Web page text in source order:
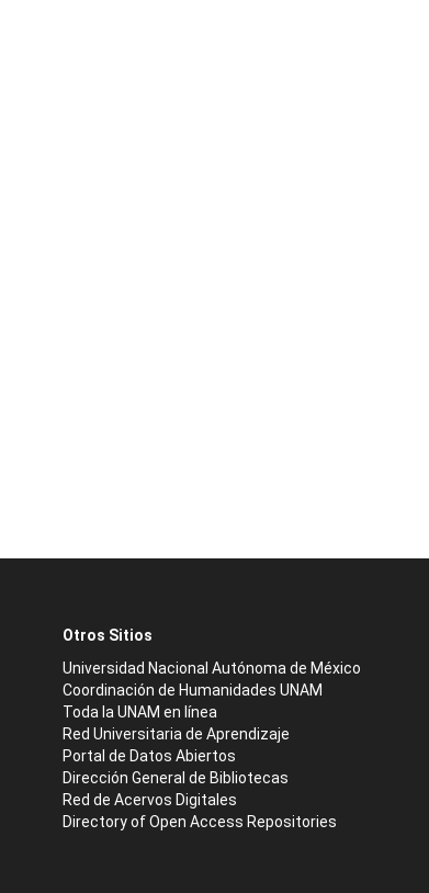
Otros Sitios
Universidad Nacional Autónoma de México
Coordinación de Humanidades UNAM
Toda la UNAM en línea
Red Universitaria de Aprendizaje
Portal de Datos Abiertos
Dirección General de Bibliotecas
Red de Acervos Digitales
Directory of Open Access Repositories